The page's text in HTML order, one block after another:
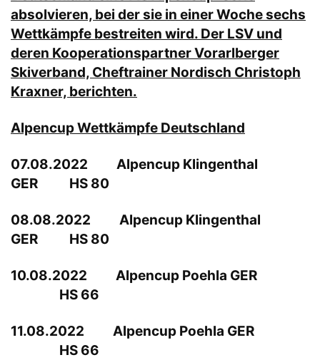
absolvieren, bei der sie in einer Woche sechs
Wettkämpfe bestreiten wird. Der LSV und
deren Kooperationspartner Vorarlberger
Skiverband, Cheftrainer Nordisch Christoph
Kraxner, berichten.
Alpencup Wettkämpfe Deutschland
07.08.2022 Alpencup Klingenthal
GER HS 80
08.08.2022 Alpencup Klingenthal
GER HS 80
10.08.2022 Alpencup Poehla GER
HS 66
11.08.2022 Alpencup Poehla GER
HS 66